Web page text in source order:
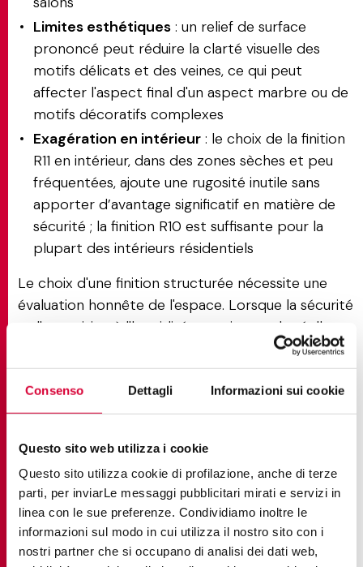
Consenso Dettagli Informazioni sui cookie
Questo sito web utilizza i cookie
Questo sito utilizza cookie di profilazione, anche di terze
parti, per inviarLe messaggi pubblicitari mirati e servizi in
linea con le sue preferenze. Condividiamo inoltre le
informazioni sul modo in cui utilizza il nostro sito con i
nostri partner che si occupano di analisi dei dati web,
Limites esthétiques : un relief de surface
prononcé peut réduire la clarté visuelle des
motifs délicats et des veines, ce qui peut
affecter l'aspect final d'un aspect marbre ou de
motifs décoratifs complexes
Exagération en intérieur : le choix de la finition
R11 en intérieur, dans des zones sèches et peu
fréquentées, ajoute une rugosité inutile sans
apporter d’avantage significatif en matière de
sécurité ; la finition R10 est suffisante pour la
plupart des intérieurs résidentiels
Le choix d'une finition structurée nécessite une
évaluation honnête de l'espace. Lorsque la sécurité
et l'exposition à l'humidité constituent de réelles
préoccupations, les compromis sont facilement
justifiés. Dans les espaces où le confort et le
raffinement visuel sont prioritaires, une texture
plus légère ou une finition alternative conviendra
Carrelage structuré vs autres
finitions
Pour choisir la bonne finition, il faut comprendre